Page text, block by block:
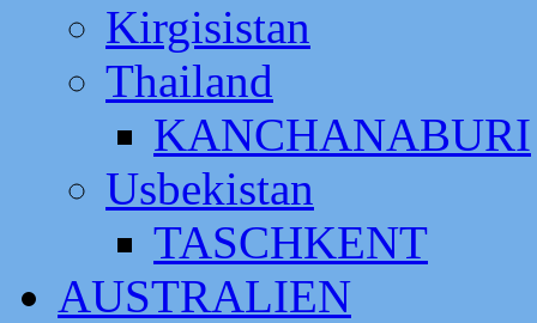
Kirgisistan
Thailand
KANCHANABURI
Usbekistan
TASCHKENT
AUSTRALIEN